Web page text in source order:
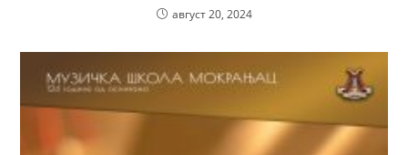
август 20, 2024